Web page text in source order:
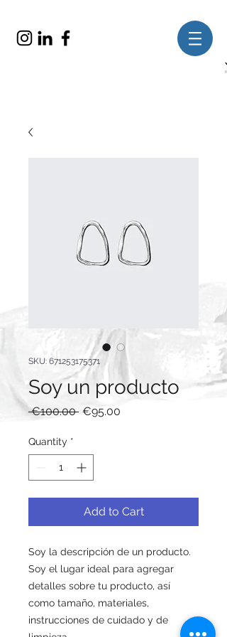
SKU: 671253175371
Soy un producto
€100.00 Regular
€95.00
Quantity *
Add to Cart
Soy la descripción de un producto.
Soy el lugar ideal para agregar
detalles sobre tu producto, así
como tamaño, materiales,
instrucciones de cuidado y de